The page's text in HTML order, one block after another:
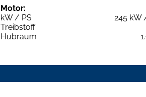
Motor:
kW / PS
245 kW
Treibstoff
Hubraum